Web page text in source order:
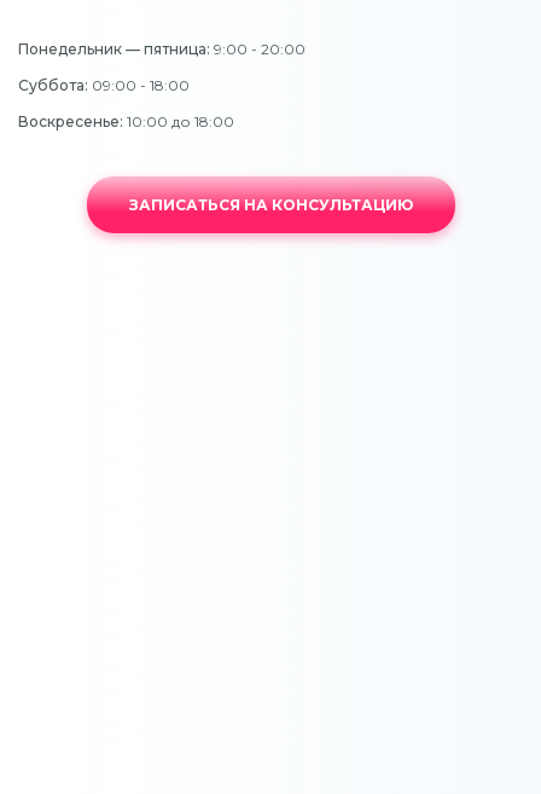
Понедельник — пятница: 9:00 - 20:00
Суббота: 09:00 - 18:00
Воскресенье: 10:00 до 18:00
ЗАПИСАТЬСЯ НА КОНСУЛЬТАЦИЮ